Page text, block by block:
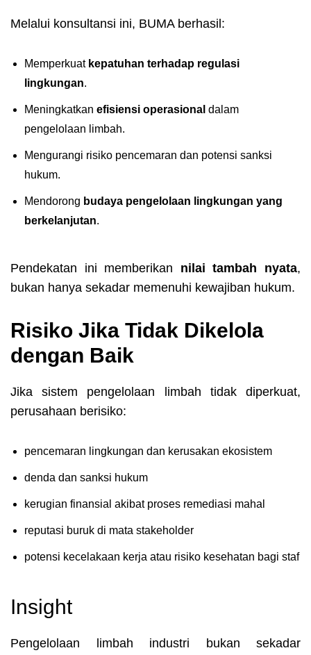
Melalui konsultansi ini, BUMA berhasil:
Memperkuat kepatuhan terhadap regulasi
lingkungan.
Meningkatkan efisiensi operasional dalam
pengelolaan limbah.
Mengurangi risiko pencemaran dan potensi sanksi
hukum.
Mendorong budaya pengelolaan lingkungan yang
berkelanjutan.
Pendekatan ini memberikan nilai tambah nyata,
bukan hanya sekadar memenuhi kewajiban hukum.
Risiko Jika Tidak Dikelola
dengan Baik
Jika sistem pengelolaan limbah tidak diperkuat,
perusahaan berisiko:
pencemaran lingkungan dan kerusakan ekosistem
denda dan sanksi hukum
kerugian finansial akibat proses remediasi mahal
reputasi buruk di mata stakeholder
potensi kecelakaan kerja atau risiko kesehatan bagi staf
Insight
Pengelolaan limbah industri bukan sekadar